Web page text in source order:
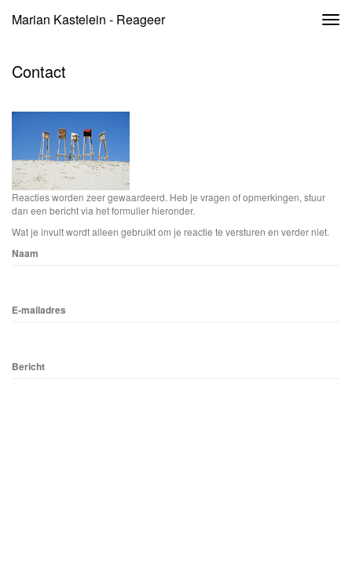
Marian Kastelein - Reageer
Contact
Reacties worden zeer gewaardeerd. Heb je vragen of opmerkingen, stuur
dan een bericht via het formulier hieronder.
Wat je invult wordt alleen gebruikt om je reactie te versturen en verder niet.
Naam
E-mailadres
Bericht